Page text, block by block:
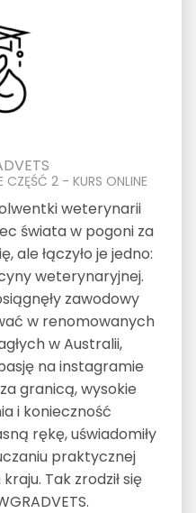
2 - KURS ONLINE
weterynarii
świata w pogoni za
ale łączyło je jedno:
weterynaryjnej.
zawodowy
w renomowanych
w Australii,
na instagramie
granicą, wysokie
i konieczność
rękę, uświadomiły
praktycznej
Tak zrodził się